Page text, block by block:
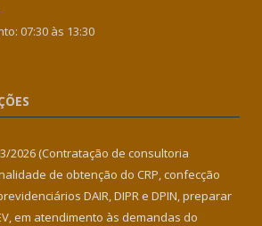
07:30 às 13:30
2026 (Contratação de consultoria
de obtenção do CRP, confecção
DAIR, DIPR e DPIN, preparar
em atendimento às demandas do